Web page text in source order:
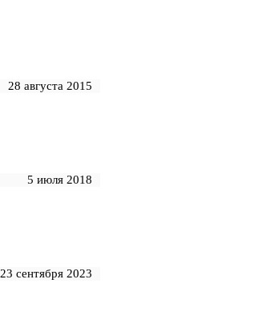
28 августа 2015
5 июля 2018
23 сентября 2023